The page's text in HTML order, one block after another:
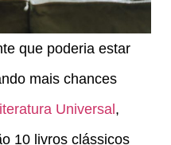
que poderia estar
mais chances
Universal ,
10 livros clássicos